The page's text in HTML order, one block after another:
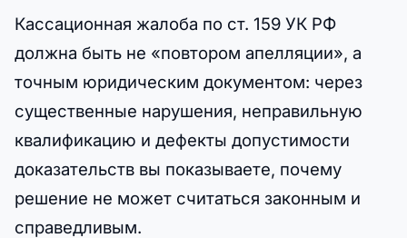
Кассационная жалоба по ст. 159 УК РФ
должна быть не «повтором апелляции», а
точным юридическим документом: через
существенные нарушения, неправильную
квалификацию и дефекты допустимости
доказательств вы показываете, почему
решение не может считаться законным и
справедливым.